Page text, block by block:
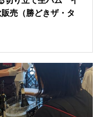
売（勝どきザ・タ